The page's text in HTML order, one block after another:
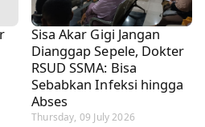
Sisa Akar Gigi Jangan
Dianggap Sepele, Dokter
RSUD SSMA: Bisa
Sebabkan Infeksi hingga
Abses
Thursday, 09 July 2026